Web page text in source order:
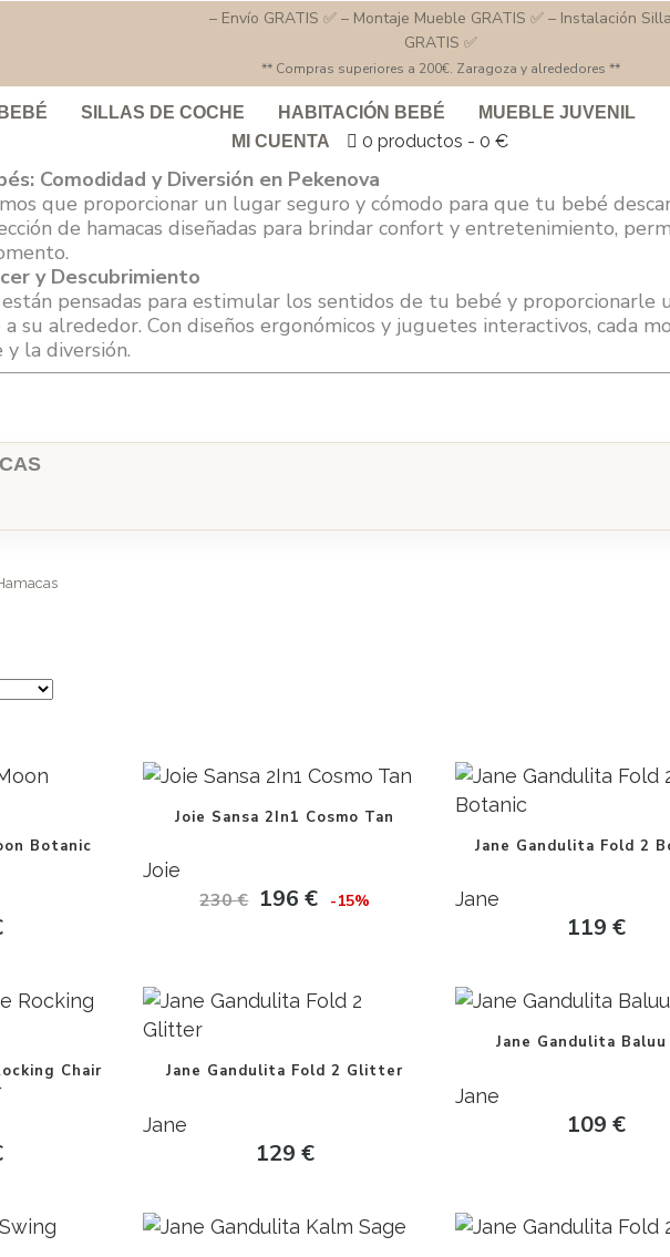
– Envío GRATIS ✅ – Montaje Mueble GRATIS ✅ – Instalación Silla
GRATIS ✅
** Compras superiores a 200€. Zaragoza y alrededores **
SILLAS DE COCHE HABITACIÓN BEBÉ MUEBLE JUVENIL
MI CUENTA
0 productos 0 €
Comodidad y Diversión en Pekenova
que proporcionar un lugar seguro y cómodo para que tu bebé
de hamacas diseñadas para brindar confort y entretenimiento,
y Descubrimiento
pensadas para estimular los sentidos de tu bebé y proporcionarle
su alrededor. Con diseños ergonómicos y juguetes interactivos, cada
y la diversión.
Botanic
Joie Sansa 2In1 Cosmo Tan
Joie
230€ 196€ -15%
Jane Gandulita Fold 2
Jane
119€
Chair
Jane Gandulita Fold 2 Glitter
Jane
129 €
Jane Gandulita
Jane
109€